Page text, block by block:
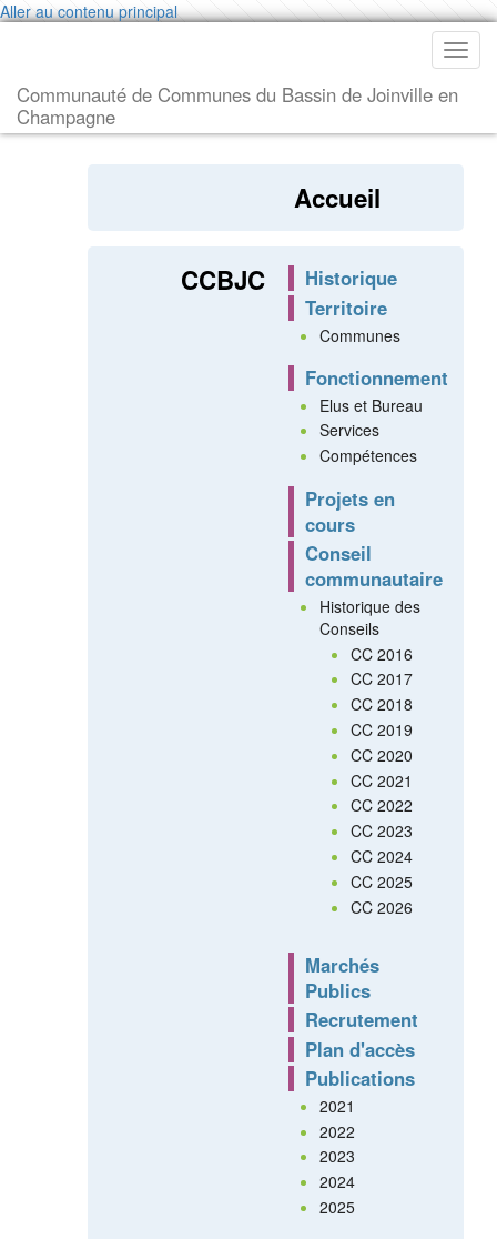
Aller au contenu principal
Communauté de Communes du Bassin de Joinville en
Champagne
Accueil
CCBJC
Historique
Territoire
Communes
Fonctionnement
Elus et Bureau
Services
Compétences
Projets en
cours
Conseil
communautaire
Historique des
Conseils
CC 2016
CC 2017
CC 2018
CC 2019
CC 2020
CC 2021
CC 2022
CC 2023
CC 2024
CC 2025
CC 2026
Marchés
Publics
Recrutement
Plan d'accès
Publications
2021
2022
2023
2024
2025